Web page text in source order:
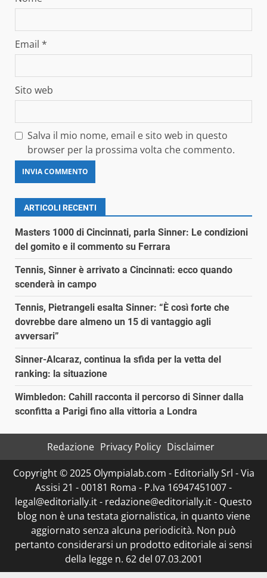
Email *
Sito web
Salva il mio nome, email e sito web in questo
browser per la prossima volta che commento.
ARTICOLI RECENTI
Masters 1000 di Cincinnati, parla Sinner: Le condizioni
del gomito e il commento su Ferrara
Tennis, Sinner è arrivato a Cincinnati: ecco quando
scenderà in campo
Tennis, Pietrangeli esalta Sinner: “È così forte che
dovrebbe dare almeno un 15 di vantaggio agli
avversari”
Sinner-Alcaraz, continua la sfida per la vetta del
ranking: la situazione
Wimbledon: Cahill racconta il percorso di Sinner dalla
sconfitta a Parigi fino alla vittoria a Londra
Redazione Privacy Policy Disclaimer
Copyright © 2025 Olympialab.com - Editorially Srl - Via
Assisi 21 - 00181 Roma - P.Iva 16947451007 -
legal@editorially.it - redazione@editorially.it - Questo
blog non è una testata giornalistica, in quanto viene
aggiornato senza alcuna periodicità. Non può
pertanto considerarsi un prodotto editoriale ai sensi
della legge n. 62 del 07.03.2001